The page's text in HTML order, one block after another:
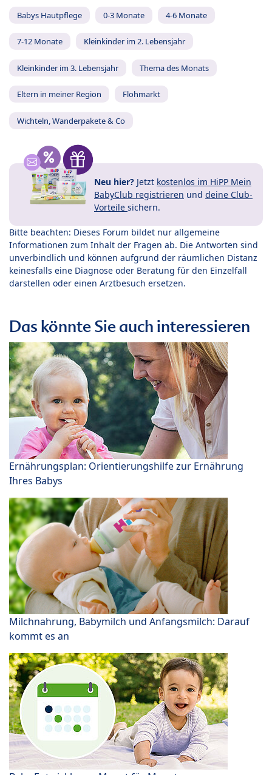
Babys Hautpflege 0-3 Monate 4-6 Monate
7-12 Monate Kleinkinder im 2. Lebensjahr
Kleinkinder im 3. Lebensjahr Thema des Monats
Eltern in meiner Region Flohmarkt
Wichteln, Wanderpakete & Co
Neu hier? Jetzt kostenlos im HiPP Mein
BabyClub registrieren und deine Club-
Vorteile sichern.
Bitte beachten: Dieses Forum bildet nur allgemeine
Informationen zum Inhalt der Fragen ab. Die Antworten sind
unverbindlich und können aufgrund der räumlichen Distanz
keinesfalls eine Diagnose oder Beratung für den Einzelfall
darstellen oder einen Arztbesuch ersetzen.
Das könnte Sie auch interessieren
Ernährungsplan: Orientierungshilfe zur Ernährung
Ihres Babys
Milchnahrung, Babymilch und Anfangsmilch: Darauf
kommt es an